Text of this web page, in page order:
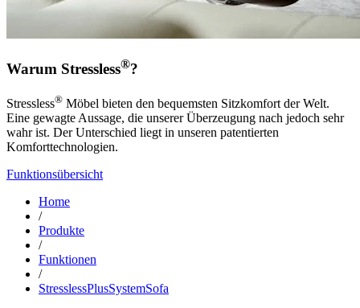
Warum Stressless®?
Stressless® Möbel bieten den bequemsten Sitzkomfort der Welt.
Eine gewagte Aussage, die unserer Überzeugung nach jedoch sehr
wahr ist. Der Unterschied liegt in unseren patentierten
Komforttechnologien.
Funktionsübersicht
Home
/
Produkte
/
Funktionen
/
StresslessPlusSystemSofa